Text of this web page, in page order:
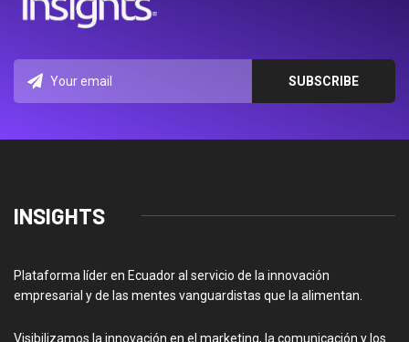
INSIGHTS
Plataforma líder en Ecuador al servicio de la innovación
empresarial y de las mentes vanguardistas que la alimentan.
Visibilizamos la innovación en el marketing, la comunicación y los